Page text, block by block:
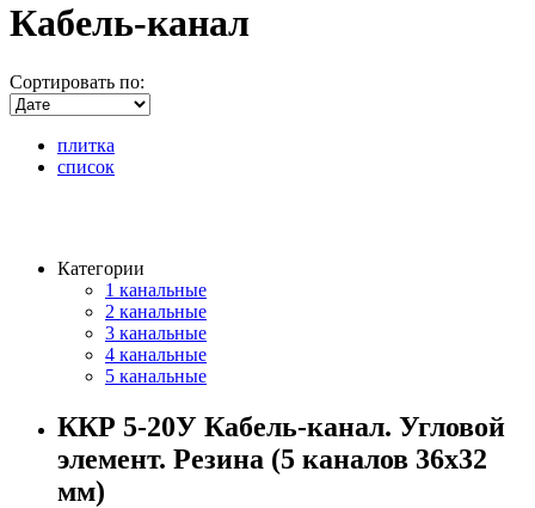
Кабель-канал
Сортировать по:
плитка
список
Категории
1 канальные
2 канальные
3 канальные
4 канальные
5 канальные
ККР 5-20У Кабель-канал. Угловой
элемент. Резина (5 каналов 36х32
мм)